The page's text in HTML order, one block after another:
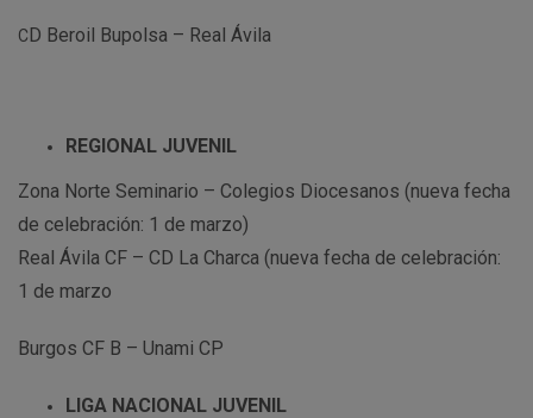
CD Beroil Bupolsa – Real Ávila
REGIONAL JUVENIL
Zona Norte Seminario – Colegios Diocesanos (nueva fecha
de celebración: 1 de marzo)
Real Ávila CF – CD La Charca (nueva fecha de celebración:
1 de marzo
Burgos CF B – Unami CP
LIGA NACIONAL JUVENIL